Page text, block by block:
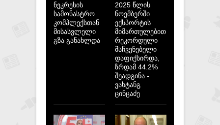
ნეკრესის
სამონასტრო
კომპლექსთან
მისასვლელი
გზა განახლდა
2025 წლის
ნოემბერში
ექსპორტის
მიმართულებით
რეკორდული
მაჩვენებელი
დაფიქსირდა,
ზრდამ 44.2%
შეადგინა -
ვახტანგ
ცინცაძე